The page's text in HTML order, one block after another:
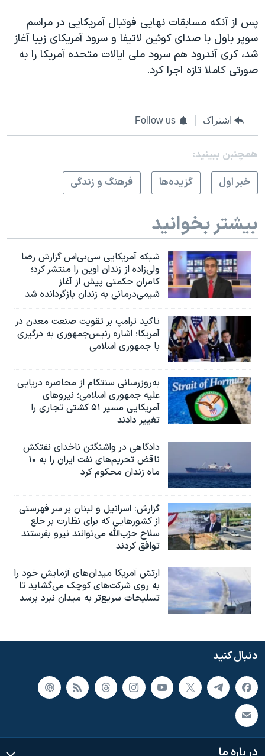
پس از آنکه مسابقات نهایی فوتبال آمریکایی در مراسم
سوپر باول با صدای کوئین لاتیفا و سرود آمریکای زیبا آغاز
شد، کری آندرود هم سرود ملی ایالات متحده آمریکا را به
صورتی کاملا تازه اجرا کرد.
اشتراک Follow us
همچنبن ببینید:
خبر اول
گزيده‌ها فرهنگ و زندگی
بیشتر بخوانید
شبکه آمریکایی سی‌بی‌‌اس گزارش رضا
ولی‌زاده از زندان اوین را منتشر کرد؛
کامران حکمتی پیش از آغاز
شیمی‌درمانی به زندان بازگردانده شد
تاکید ترامپ بر تقویت صنعت معدن در
آمریکا؛ اشاره رئیس‌جمهوری به درگیری
با جمهوری اسلامی
به‌روزرسانی سنتکام از محاصره دریایی
علیه جمهوری اسلامی؛ نیروهای
آمریکایی مسیر ۵۱ کشتی تجاری را
تغییر دادند
دادگاهی در واشنگتن ناخدای نفتکش
ناقض تحریم‌های نفت ایران را به ۱۰
ماه زندان محکوم کرد
گزارش‌: اسرائيل و لبنان بر سر فهرستی
از کشورهایی که برای نظارت بر خلع
سلاح حزب‌الله می‌توانند نیرو بفرستند
توافق کردند
ارتش آمریکا میدان‌های آزمایش خود را
به روی شرکت‌های کوچک می‌گشاید تا
تسلیحات سریع‌تر به میدان نبرد برسد
دنبال کنید
در باره ما